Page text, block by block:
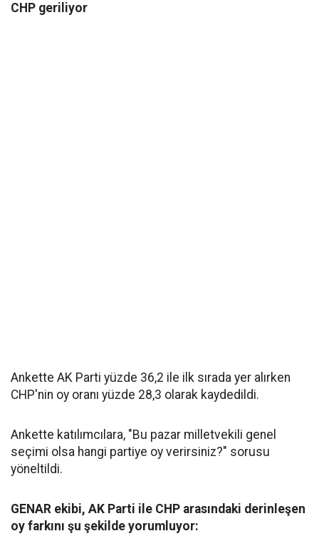
CHP geriliyor
Ankette AK Parti yüzde 36,2 ile ilk sırada yer alırken
CHP'nin oy oranı yüzde 28,3 olarak kaydedildi.
Ankette katılımcılara, "Bu pazar milletvekili genel
seçimi olsa hangi partiye oy verirsiniz?" sorusu
yöneltildi.
GENAR ekibi, AK Parti ile CHP arasındaki derinleşen
oy farkını şu şekilde yorumluyor: